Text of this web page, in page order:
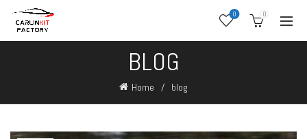
0 0
BLOG
Home blog